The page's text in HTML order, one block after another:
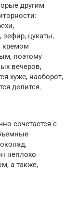
другим
цукаты,
кремом
поэтому
вечеров,
хуже, наоборот,
делится.
сочетается с
неплохо
а также,